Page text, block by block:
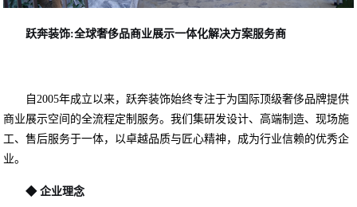
跃奔装饰:全球奢侈品商业展示一体化解决方案服务商
自2005年成立以来，跃奔装饰始终专注于为国际顶级奢侈品牌提供
商业展示空间的全流程定制服务。我们集研发设计、高端制造、现场施
工、售后服务于一体，以卓越品质与匠心精神，成为行业信赖的优秀企
业。
◆ 企业理念